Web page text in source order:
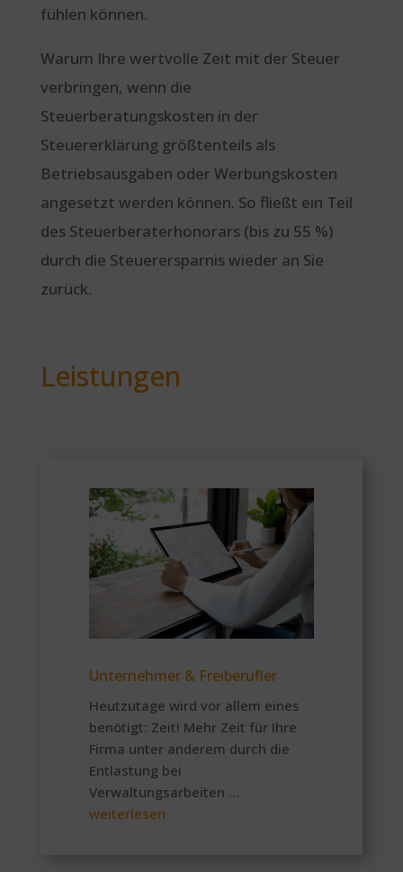
fühlen können.
Warum Ihre wertvolle Zeit mit der Steuer
verbringen, wenn die
Steuerberatungskosten in der
Steuererklärung größtenteils als
Betriebsausgaben oder Werbungskosten
angesetzt werden können. So fließt ein Teil
des Steuerberaterhonorars (bis zu 55 %)
durch die Steuerersparnis wieder an Sie
zurück.
Leistungen
Unternehmer & Freiberufler
Heutzutage wird vor allem eines
benötigt: Zeit! Mehr Zeit für Ihre
Firma unter anderem durch die
Entlastung bei
Verwaltungsarbeiten …
weiterlesen